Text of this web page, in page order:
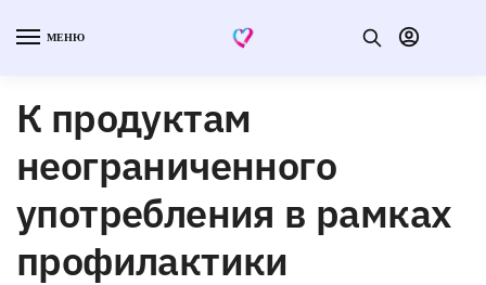
МЕНЮ
К продуктам
неограниченного
употребления в рамках
профилактики